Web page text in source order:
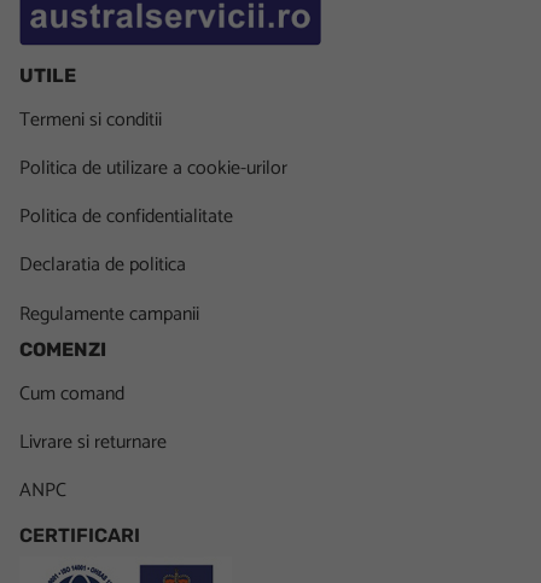
UTILE
Termeni si conditii
Politica de utilizare a cookie-urilor
Politica de confidentialitate
Declaratia de politica
Regulamente campanii
COMENZI
Cum comand
Livrare si returnare
ANPC
CERTIFICARI